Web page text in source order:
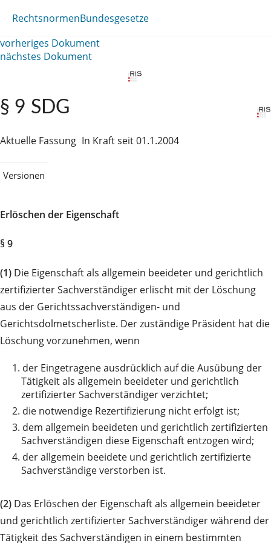
RechtsnormenBundesgesetze
vorheriges Dokument
nächstes Dokument
§ 9 SDG
Aktuelle Fassung In Kraft seit 01.1.2004
Versionen
Erlöschen der Eigenschaft
§ 9
(1) Die Eigenschaft als allgemein beeideter und gerichtlich
zertifizierter Sachverständiger erlischt mit der Löschung
aus der Gerichtssachverständigen- und
Gerichtsdolmetscherliste. Der zuständige Präsident hat die
Löschung vorzunehmen, wenn
1. der Eingetragene ausdrücklich auf die Ausübung der
Tätigkeit als allgemein beeideter und gerichtlich
zertifizierter Sachverständiger verzichtet;
2. die notwendige Rezertifizierung nicht erfolgt ist;
3. dem allgemein beeideten und gerichtlich zertifizierten
Sachverständigen diese Eigenschaft entzogen wird;
4. der allgemein beeidete und gerichtlich zertifizierte
Sachverständige verstorben ist.
(2) Das Erlöschen der Eigenschaft als allgemein beeideter
und gerichtlich zertifizierter Sachverständiger während der
Tätigkeit des Sachverständigen in einem bestimmten